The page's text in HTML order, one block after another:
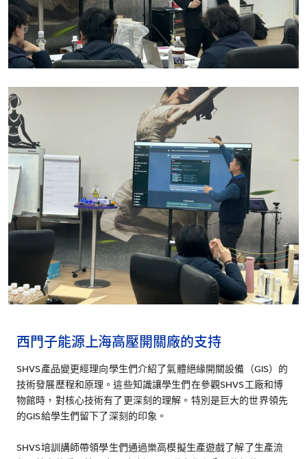
西門子能源上海高壓開關廠的支持
SHVS產品變更經理向學生們介紹了氣體絕緣開關設備（GIS）的
技術發展歷程和原理。這些知識讓學生們在參觀SHVS工廠和博
物館時，對核心技術有了更深刻的理解。特別是巨大的世界領先
的GIS給學生們留下了深刻的印象。
SHVS培訓講師帶領學生們通過樂高模擬生產遊戲了解了生產流